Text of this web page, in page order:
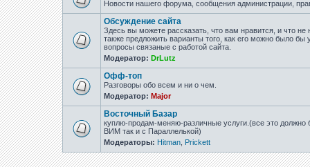
Новости нашего форума, сообщения администрации,
Обсуждение сайта
Здесь вы можете рассказать, что вам нравится, и что не
также предложить варианты того, как его можно было бы
вопросы связаные с работой сайта.
Модератор: DrLutz
Офф-топ
Разговоры обо всем и ни о чем.
Модератор: Major
Восточный Базар
куплю-продам-меняю-различные услуги.(все это должно
ВИМ так и с Параллелькой)
Модераторы: Hitman Prickett